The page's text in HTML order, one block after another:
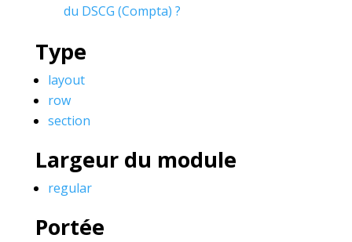
du DSCG (Compta) ?
Type
layout
row
section
Largeur du module
regular
Portée